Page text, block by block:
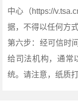
中心（https://
据，不得以任何方
第六步：经可信时
给司法机构，通常
统。请注意，纸质